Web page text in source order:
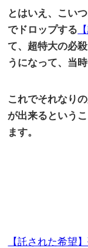
とはいえ、こい
でドロップする
て、超特大の必
うになって、当
これでそれなり
が出来るという
ます。
【託された希望